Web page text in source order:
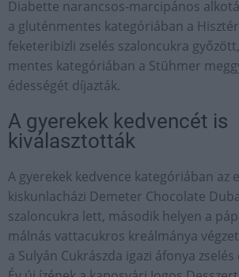
Diabette narancsos-marcipános
a gluténmentes kategóriában a
feketeribizli zselés szaloncukra
mentes kategóriában a Stühmer
édességét díjazták.
A gyerekek kedvencét is
kiválasztották
A gyerekek kedvence kategóriában az
kiskunlacházi Demeter Chocolate
szaloncukra lett, második helyen a
málnás vattacukros kreálmánya
a Sulyán Cukrászda igazi áfonya